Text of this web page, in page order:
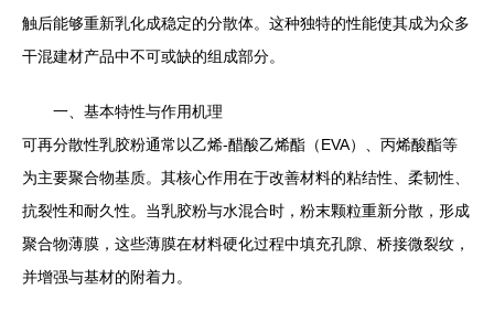
触后能够重新乳化成稳定的分散体。这种独特的性能使其成为众多
干混建材产品中不可或缺的组成部分。
一、基本特性与作用机理
可再分散性乳胶粉通常以乙烯-醋酸乙烯酯（EVA）、丙烯酸酯等
为主要聚合物基质。其核心作用在于改善材料的粘结性、柔韧性、
抗裂性和耐久性。当乳胶粉与水混合时，粉末颗粒重新分散，形成
聚合物薄膜，这些薄膜在材料硬化过程中填充孔隙、桥接微裂纹，
并增强与基材的附着力。